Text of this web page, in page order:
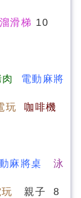
溜滑梯 10
電動麻將
玩 咖啡機
麻將桌 泳
親子 8